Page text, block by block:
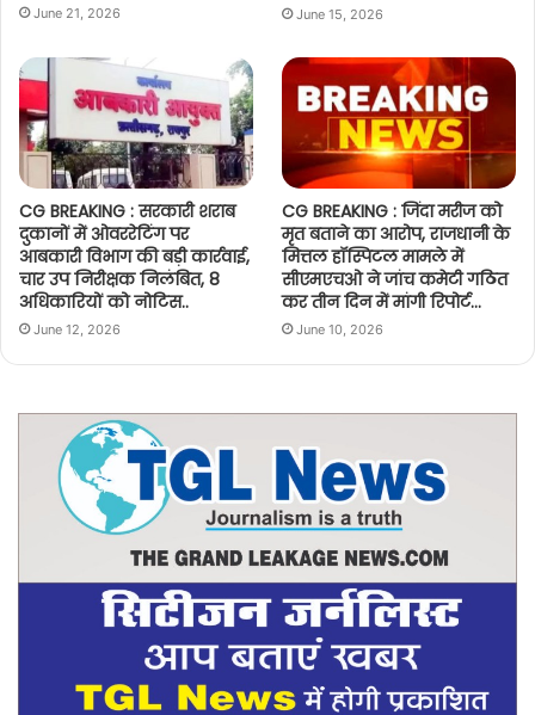
June 21, 2026 June 15, 2026
CG BREAKING : सरकारी शराब
दुकानों में ओवररेटिंग पर
आबकारी विभाग की बड़ी कार्रवाई,
चार उप निरीक्षक निलंबित, 8
अधिकारियों को नोटिस..
June 12, 2026
CG BREAKING : जिंदा मरीज को
मृत बताने का आरोप, राजधानी के
मित्तल हॉस्पिटल मामले में
सीएमएचओ ने जांच कमेटी गठित
कर तीन दिन में मांगी रिपोर्ट…
June 10, 2026